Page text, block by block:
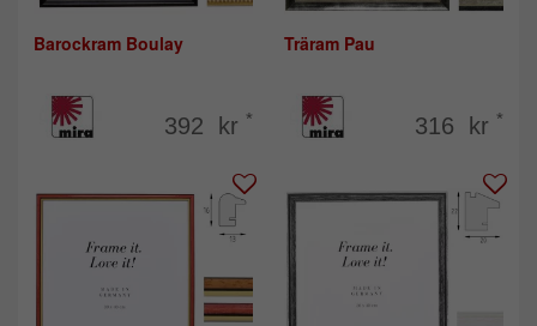
Barockram Boulay
392 kr *
Träram Pau
316 kr *